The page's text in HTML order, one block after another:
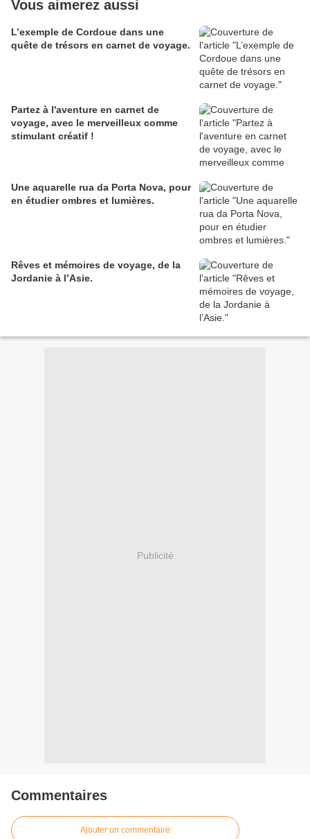
peut-être comme nous jamais vu cela .
Étrange carrefour, flambant neuf, avec une route qui ne
mène qu’à quelques mètres dans un talus ! Aucun
piquetage n’indique plus loin qu’une voie va être
ouverte ici, et aucune route autre que la nationale dans
les environs, nous nous posons de nombreuses
questions : - exercice d’examen pour les ingénieurs des
ponts et chaussées locaux ? - vestiges d’un décor de
secteur lors du « re-goudronnage » de la nationale ?
Si quelque un connaît la réponse, qu’il nous en fasse
Vous aimerez aussi
L’exemple de Cordoue dans une
quête de trésors en carnet de voyage.
Partez à l'aventure en carnet de
voyage, avec le merveilleux comme
stimulant créatif !
Une aquarelle rua da Porta Nova, pour
en étudier ombres et lumières.
Rêves et mémoires de voyage, de la
Jordanie à l’Asie.
Publicité
Commentaires
Ajouter un commentaire